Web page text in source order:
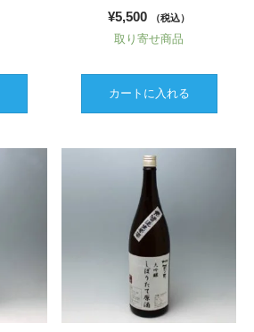
シ
¥5,500 （税込）
取り寄せ商品
カートに入れる